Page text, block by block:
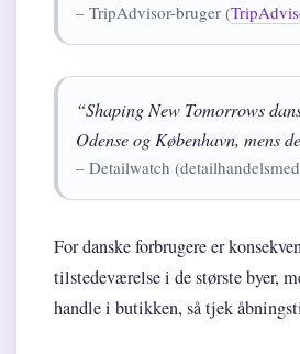
– TripAdvisor-bruger (
“Shaping New Tomorrows
Odense og København, mens
– Detailwatch
For danske forbrugere er
tilstedeværelse i de største byer,
handle i butikken, så tjek